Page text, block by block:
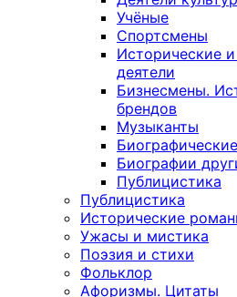
Учёные
Спортсмены
Исторические
деятели
Бизнесмены.
брендов
Музыканты
Биографии
Публицистика
Публицистика
Исторические
Ужасы и мистика
Поэзия и стихи
Фольклор
Афоризмы. Цитаты